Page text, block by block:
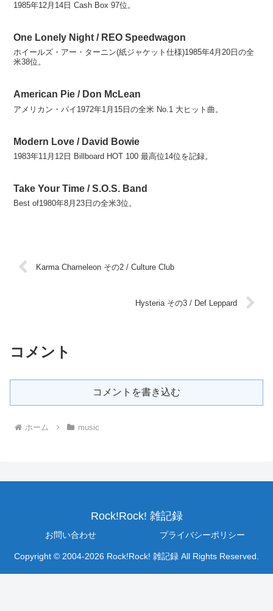
1985年12月14日 Cash Box 97位。
One Lonely Night / REO Speedwagon
ホイールズ・アー・ターニン(紙ジャケット仕様)1985年4月20日の全
米38位。
American Pie / Don McLean
アメリカン・パイ1972年1月15日の全米 No.1 大ヒット曲。
Modern Love / David Bowie
1983年11月12日 Billboard HOT 100 最高位14位を記録。
Take Your Time / S.O.S. Band
Best of1980年8月23日の全米3位。
Karma Chameleon その2 / Culture Club
Hysteria その3 / Def Leppard
コメント
コメントを書き込む
ホーム music
Rock!Rock! 雑記録
お問い合わせ プライバシーポリシー
Copyright © 2004-2026 Rock!Rock! 雑記録 All Rights Reserved.